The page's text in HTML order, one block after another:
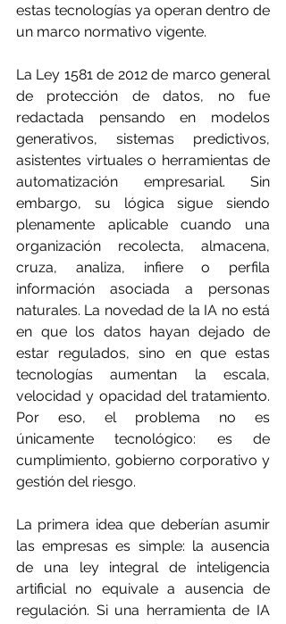
estas tecnologías ya operan dentro de
un marco normativo vigente.
La Ley 1581 de 2012 de marco general
de protección de datos, no fue
redactada pensando en modelos
generativos, sistemas predictivos,
asistentes virtuales o herramientas de
automatización empresarial. Sin
embargo, su lógica sigue siendo
plenamente aplicable cuando una
organización recolecta, almacena,
cruza, analiza, infiere o perfila
información asociada a personas
naturales. La novedad de la IA no está
en que los datos hayan dejado de
estar regulados, sino en que estas
tecnologías aumentan la escala,
velocidad y opacidad del tratamiento.
Por eso, el problema no es
únicamente tecnológico: es de
cumplimiento, gobierno corporativo y
gestión del riesgo.
La primera idea que deberían asumir
las empresas es simple: la ausencia
de una ley integral de inteligencia
artificial no equivale a ausencia de
regulación. Si una herramienta de IA